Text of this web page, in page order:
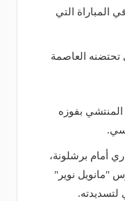
حجز بايرن ميونخ مقعده في نهائي دوري أبطال أوروبا بعد فوزه على ليون 3-0 في المباراة التي
تحتضنه العاصمة
المنتشي بفوزه
أمام برشلونة،
"مانويل نوير"
لتسديدته.